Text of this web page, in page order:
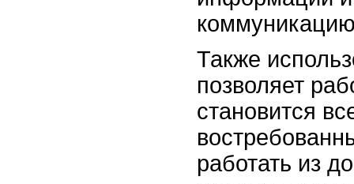
Также
позволяет
становится
работать из